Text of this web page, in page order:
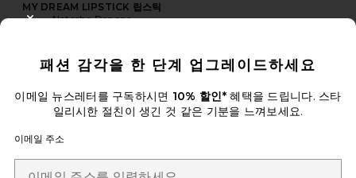
MY DREAM LIPSTICK 립스틱
Natasha Denona
패션 감각을 한 단계 업그레이드하세요
이메일 뉴스레터를 구독하시면 10% 할인*혜택을 드립니다. 스타
일리시한 절친이 생긴 것 같은 기분을 느껴보세요.
이메일 주소